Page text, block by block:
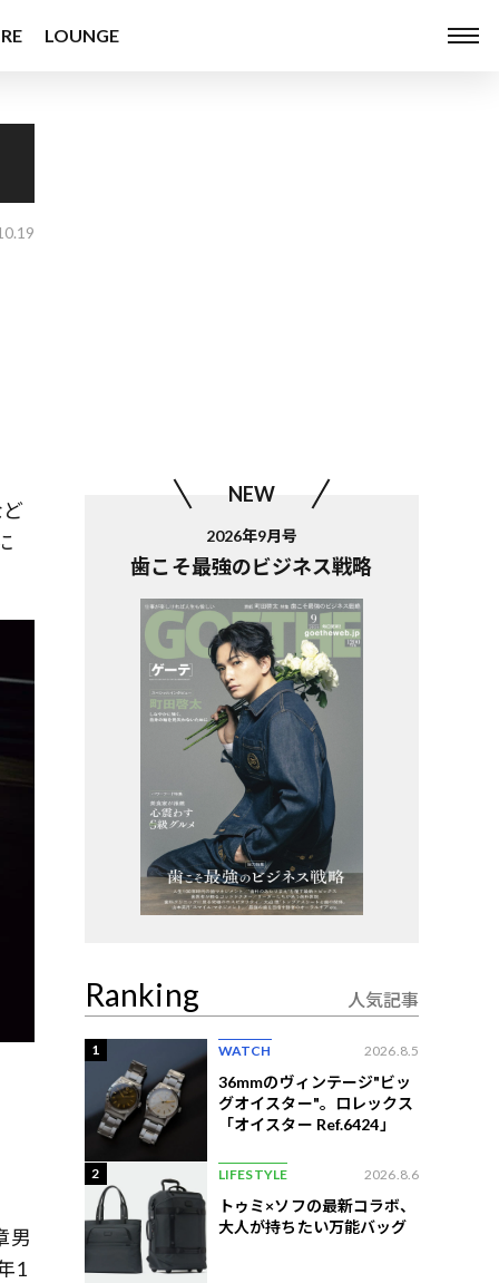
LOUNGE
男
1
NEW
2026年9月号
歯こそ最強のビジネス戦略
Ranking 人気記事
1 WATCH 2026.8.5
36mmのヴィンテージ"ビッ
グオイスター"。ロレックス
「オイスター Ref.6424」
2 LIFESTYLE 2026.8.6
トゥミ×ソフの最新コラボ、
大人が持ちたい万能バッグ